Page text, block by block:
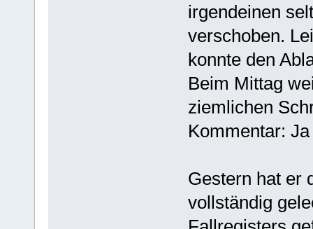
irgendeinen
verschoben.
konnte den
Beim Mittag
ziemlichen
Kommentar:
Gestern hat er
vollständig